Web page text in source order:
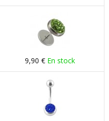
9,90 € En stock